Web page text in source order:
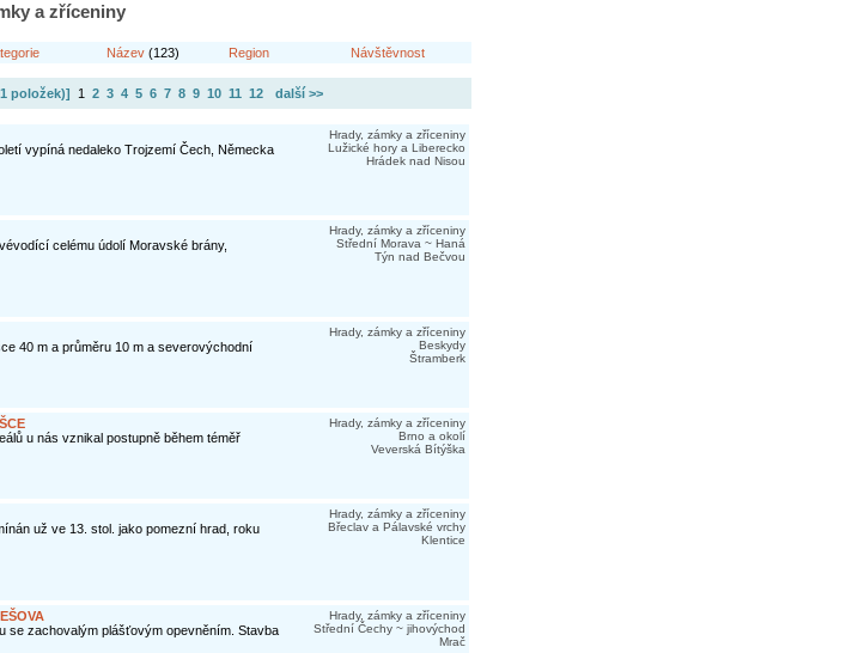
a zříceniny
Název(123) Region Návštěvnost
položek)] 1 2 3 4 5 6 7 8 9 10 11 12 další >>
vypíná nedaleko Trojzemí Čech, Německa
Hrady, zámky a zříceniny
Lužické hory a Liberecko
Hrádek nad Nisou
celému údolí Moravské brány,
Hrady, zámky a zříceniny
Střední Morava ~ Haná
Týn nad Bečvou
40 m a průměru 10 m a severovýchodní
Hrady, zámky a zříceniny
Beskydy
Štramberk
u nás vznikal postupně během téměř
Hrady, zámky a zříceniny
Brno a okolí
Veverská Bítýška
už ve 13. stol. jako pomezní hrad, roku
Hrady, zámky a zříceniny
Břeclav a Pálavské vrchy
Klentice
se zachovalým plášťovým opevněním. Stavba
Hrady, zámky a zříceniny
Střední Čechy ~ jihovýchod
Mrač